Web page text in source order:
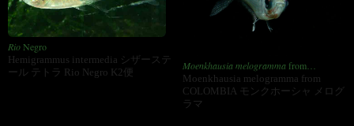
RioNegro
Hemigrammus intermedia シザーステ
ール テトラ Rio Negro K2便
Moenkhausia melogrammafrom
COLOMBIA
Moenkhausia melogramma from
COLOMBIA モンクホーシャ メログ
ラマ